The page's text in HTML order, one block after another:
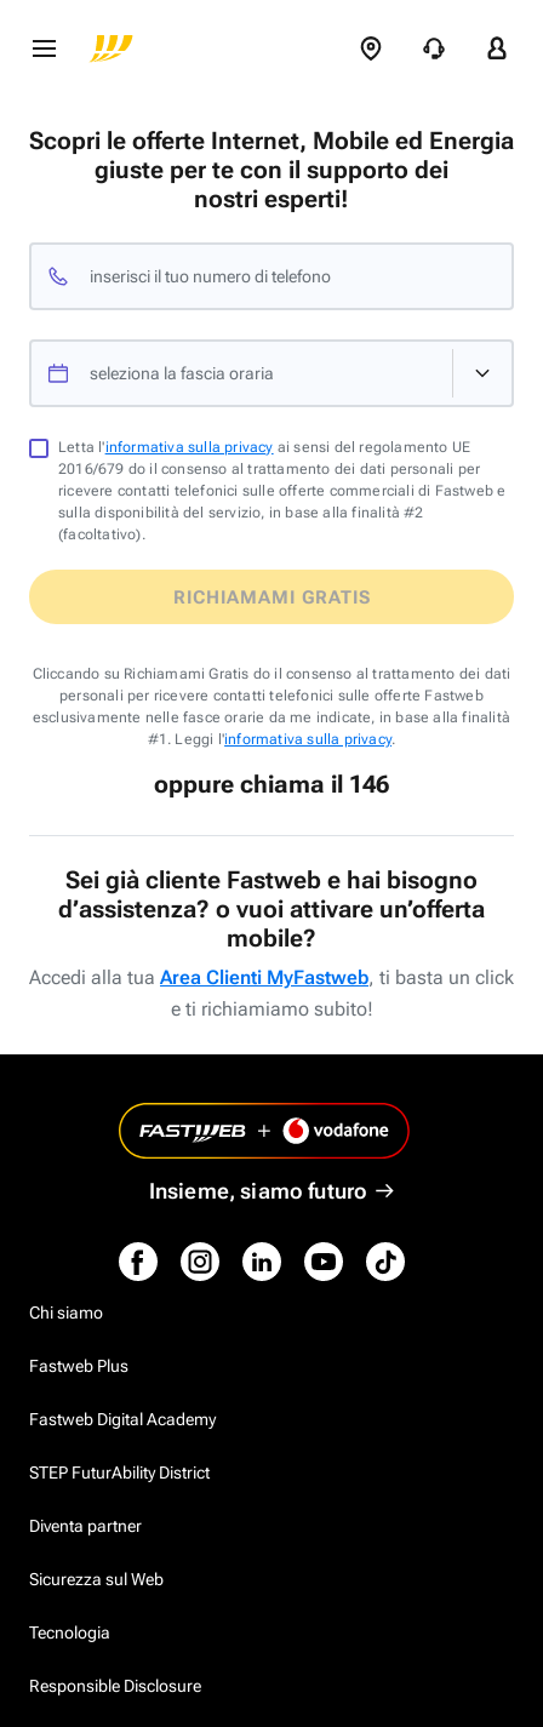
Scopri le offerte Internet, Mobile ed Energia
giuste per te con il supporto dei
nostri esperti!
inserisci il tuo numero di telefono
seleziona la fascia oraria
Letta l'informativa sulla privacy ai sensi del regolamento UE
2016/679 do il consenso al trattamento dei dati personali per
ricevere contatti telefonici sulle offerte commerciali di Fastweb e
sulla disponibilità del servizio, in base alla finalità #2
(facoltativo).
RICHIAMAMI GRATIS
Cliccando su Richiamami Gratis do il consenso al trattamento dei dati
personali per ricevere contatti telefonici sulle offerte Fastweb
esclusivamente nelle fasce orarie da me indicate, in base alla finalità
#1. Leggi l'informativa sulla privacy.
oppure chiama il 146
Sei già cliente Fastweb e hai bisogno
d’assistenza? o vuoi attivare un’offerta
mobile?
Accedi alla tua Area Clienti MyFastweb, ti basta un click
e ti richiamiamo subito!
Insieme, siamo futuro
Chi siamo
Fastweb Plus
Fastweb Digital Academy
STEP FuturAbility District
Diventa partner
Sicurezza sul Web
Tecnologia
Responsible Disclosure